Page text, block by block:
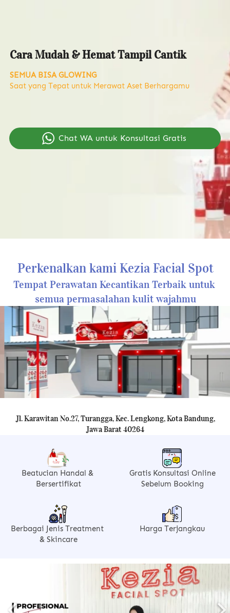
Cara Mudah & Hemat Tampil Cantik
SEMUA BISA GLOWING
Saat yang Tepat untuk Merawat Aset Berhargamu
` Chat WA untuk Konsultasi Gratis
Perkenalkan kami Kezia Facial Spot
Tempat Perawatan Kecantikan Terbaik untuk
semua permasalahan kulit wajahmu
Jl. Karawitan No.27, Turangga, Kec. Lengkong, Kota Bandung,
Jawa Barat 40264
Beatucian Handal &
Bersertifikat
Gratis Konsultasi Online
Sebelum Booking
Berbagai Jenis Treatment
& Skincare
Harga Terjangkau